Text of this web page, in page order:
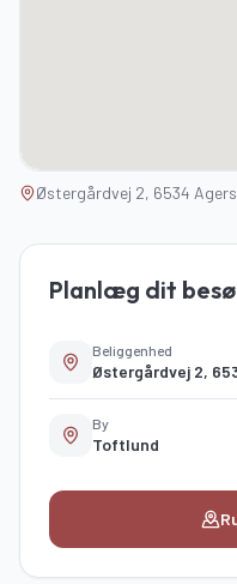
Østergårdvej 2, 6534
Planlæg dit
Beliggenhed
Østergårdvej 2,
By
Toftlund